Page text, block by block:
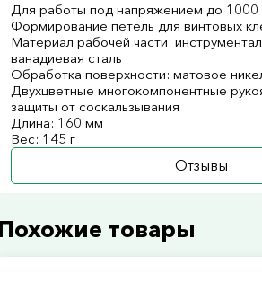
Для работы под напряжением до 1000
Формирование петель для винтовых
Материал рабочей части:
ванадиевая сталь
Обработка поверхности: матовое
Двухцветные многокомпонентные
защиты от соскальзывания
Длина: 160 мм
Вес: 145 г
Отзывы
товары